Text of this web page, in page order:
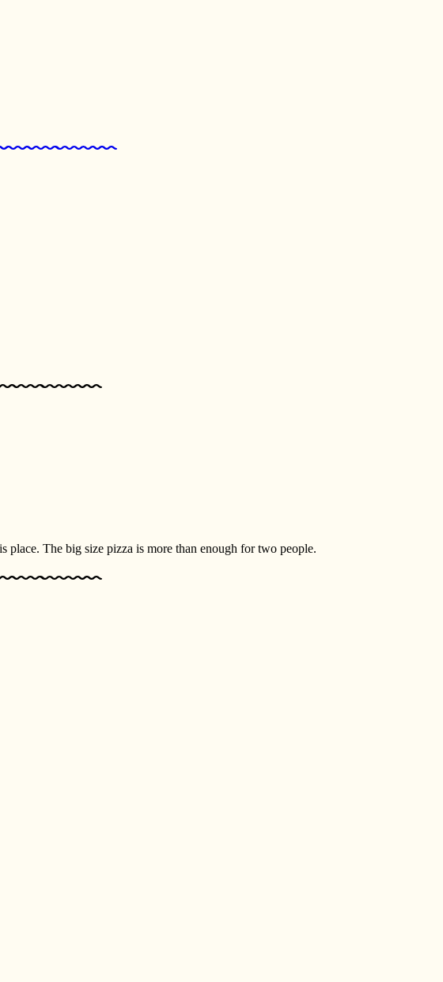
place. The big size pizza is more than enough for two people.